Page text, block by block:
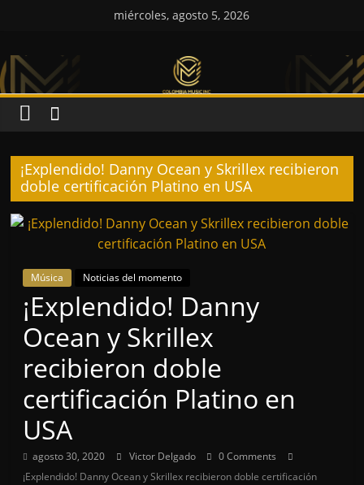
miércoles, agosto 5, 2026
Colombia
Music
Inc
Colombia
Music
Inc
¡Explendido! Danny Ocean y Skrillex recibieron
doble certificación Platino en USA
Música Noticias del momento
¡Explendido! Danny
Ocean y Skrillex
recibieron doble
certificación Platino en
USA
agosto 30, 2020 Victor Delgado
0 Comments
¡Explendido! Danny Ocean y Skrillex recibieron doble certificación